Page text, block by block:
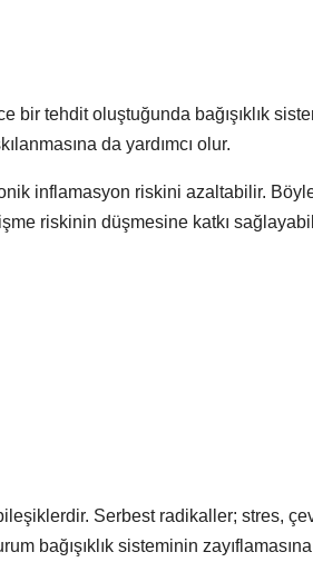
bir tehdit oluştuğunda bağışıklık
da yardımcı olur.
inflamasyon riskini azaltabilir.
riskinin düşmesine katkı
Serbest radikaller; stres,
bağışıklık sisteminin